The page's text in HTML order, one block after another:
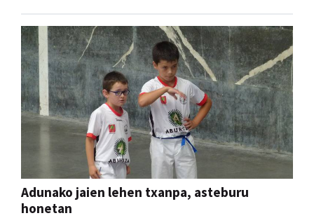
Adunako jaien lehen txanpa, asteburu
honetan